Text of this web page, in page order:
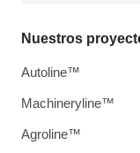
Nuestros
Autoline™
Machineryline™
Agroline™